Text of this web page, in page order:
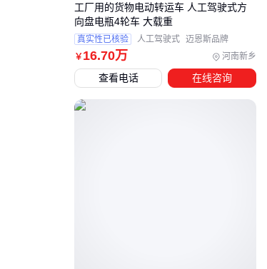
￥ 16.70万 河南新乡
工厂用的货物电动转运车 人工驾驶式方
向盘电瓶4轮车 大载重
真实性已核验 人工驾驶式 迈恩斯品牌
查看电话 在线咨询